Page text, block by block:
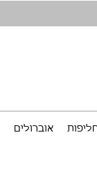
אוברולים